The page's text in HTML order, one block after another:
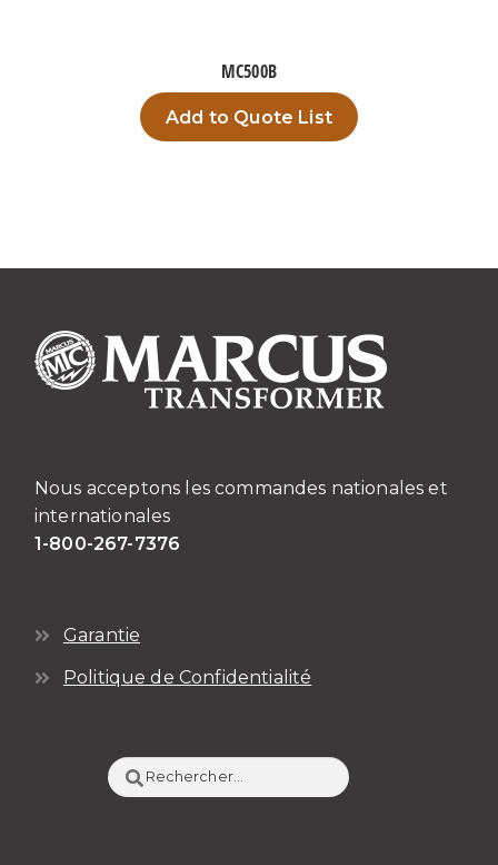
MC500B
Add to Quote List
Nous acceptons les commandes nationales et
internationales
1-800-267-7376
Garantie
Politique de Confidentialité
Rechercher :